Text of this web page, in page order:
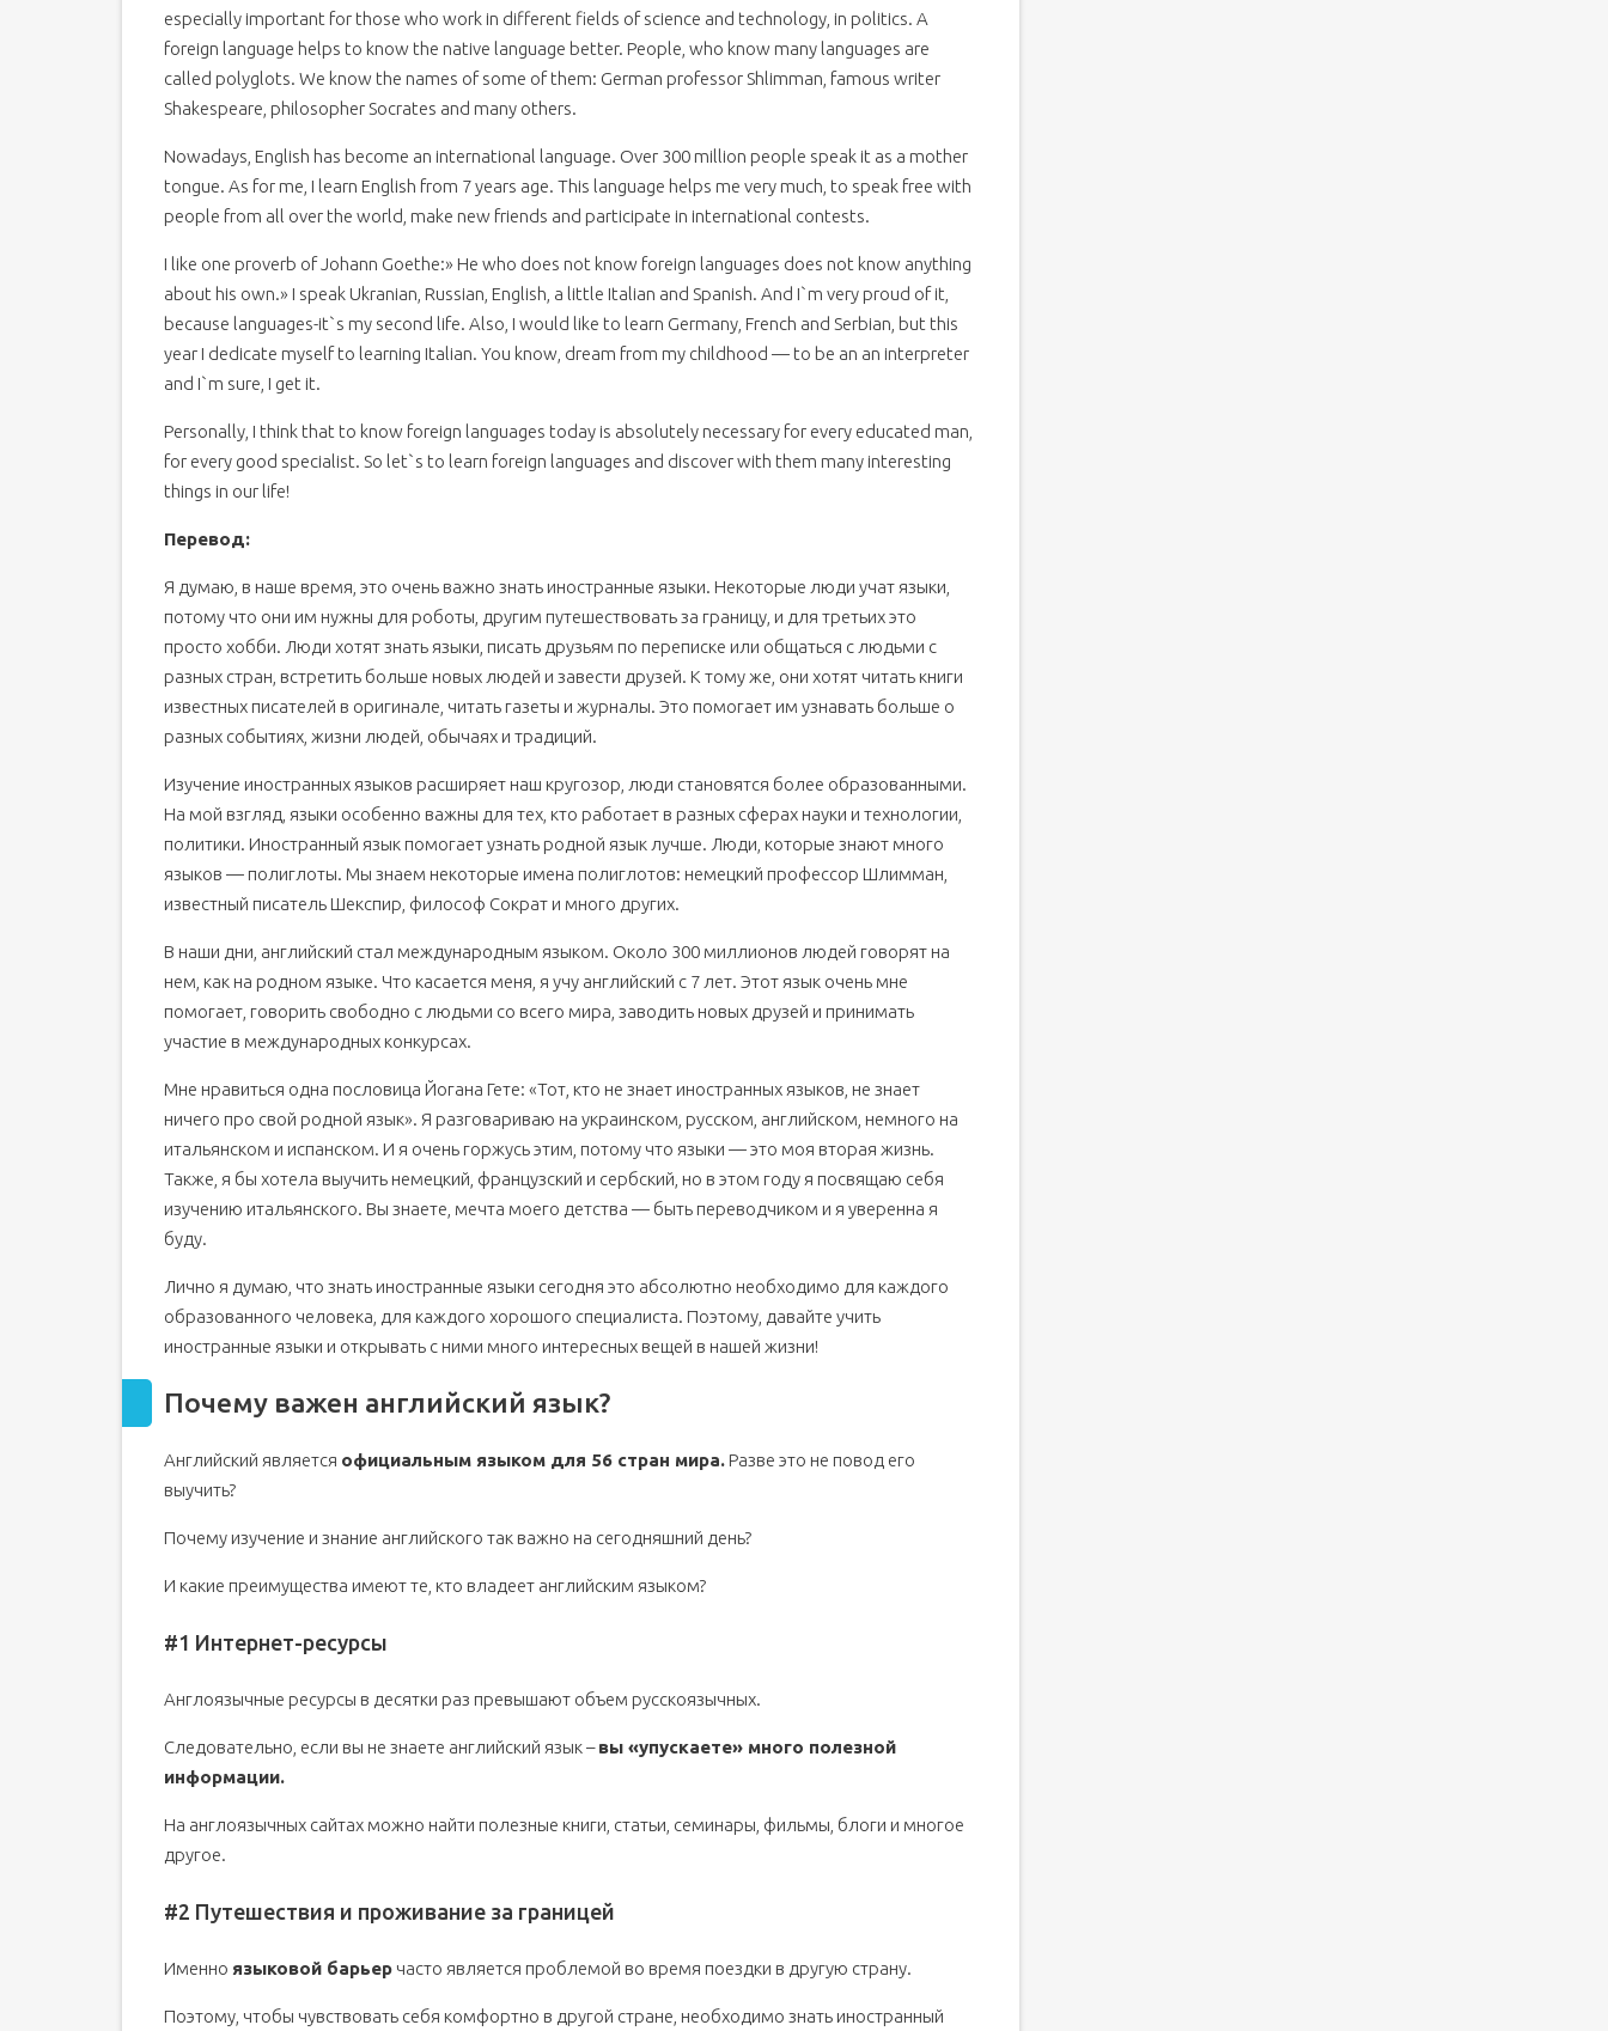
especially important for those who work in different fields of science and technology, in politics. A
foreign language helps to know the native language better. People, who know many languages are
called polyglots. We know the names of some of them: German professor Shlimman, famous writer
Shakespeare, philosopher Socrates and many others.
Nowadays, English has become an international language. Over 300 million people speak it as a mother
tongue. As for me, I learn English from 7 years age. This language helps me very much, to speak free with
people from all over the world, make new friends and participate in international contests.
I like one proverb of Johann Goethe:» He who does not know foreign languages does not know anything
about his own.» I speak Ukranian, Russian, English, a little Italian and Spanish. And I`m very proud of it,
because languages-it`s my second life. Also, I would like to learn Germany, French and Serbian, but this
year I dedicate myself to learning Italian. You know, dream from my childhood — to be an an interpreter
and I`m sure, I get it.
Personally, I think that to know foreign languages today is absolutely necessary for every educated man,
for every good specialist. So let`s to learn foreign languages and discover with them many interesting
things in our life!
Перевод:
Я думаю, в наше время, это очень важно знать иностранные языки. Некоторые люди учат языки,
потому что они им нужны для роботы, другим путешествовать за границу, и для третьих это
просто хобби. Люди хотят знать языки, писать друзьям по переписке или общаться с людьми с
разных стран, встретить больше новых людей и завести друзей. К тому же, они хотят читать книги
известных писателей в оригинале, читать газеты и журналы. Это помогает им узнавать больше о
разных событиях, жизни людей, обычаях и традиций.
Изучение иностранных языков расширяет наш кругозор, люди становятся более образованными.
На мой взгляд, языки особенно важны для тех, кто работает в разных сферах науки и технологии,
политики. Иностранный язык помогает узнать родной язык лучше. Люди, которые знают много
языков — полиглоты. Мы знаем некоторые имена полиглотов: немецкий профессор Шлимман,
известный писатель Шекспир, философ Сократ и много других.
В наши дни, английский стал международным языком. Около 300 миллионов людей говорят на
нем, как на родном языке. Что касается меня, я учу английский с 7 лет. Этот язык очень мне
помогает, говорить свободно с людьми со всего мира, заводить новых друзей и принимать
участие в международных конкурсах.
Мне нравиться одна пословица Йогана Гете: «Тот, кто не знает иностранных языков, не знает
ничего про свой родной язык». Я разговариваю на украинском, русском, английском, немного на
итальянском и испанском. И я очень горжусь этим, потому что языки — это моя вторая жизнь.
Также, я бы хотела выучить немецкий, французский и сербский, но в этом году я посвящаю себя
изучению итальянского. Вы знаете, мечта моего детства — быть переводчиком и я уверенна я
буду.
Лично я думаю, что знать иностранные языки сегодня это абсолютно необходимо для каждого
образованного человека, для каждого хорошого специалиста. Поэтому, давайте учить
иностранные языки и открывать с ними много интересных вещей в нашей жизни!
Почему важен английский язык?
Английский является официальным языком для 56 стран мира. Разве это не повод его
выучить?
Почему изучение и знание английского так важно на сегодняшний день?
И какие преимущества имеют те, кто владеет английским языком?
#1 Интернет-ресурсы
Англоязычные ресурсы в десятки раз превышают объем русскоязычных.
Следовательно, если вы не знаете английский язык –вы «упускаете» много полезной
информации.
На англоязычных сайтах можно найти полезные книги, статьи, семинары, фильмы, блоги и многое
другое.
#2 Путешествия и проживание за границей
Именно языковой барьер часто является проблемой во время поездки в другую страну.
Поэтому, чтобы чувствовать себя комфортно в другой стране, необходимо знать иностранный